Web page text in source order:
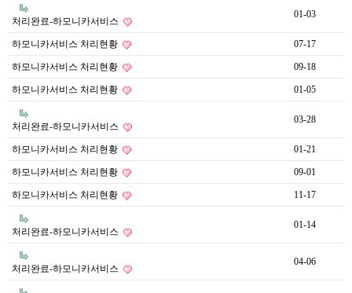
처리완료-하모니카서비스
01-03
하모니카서비스 처리현황 07-17
하모니카서비스 처리현황 09-18
하모니카서비스 처리현황 01-05
처리완료-하모니카서비스
03-28
하모니카서비스 처리현황 01-21
하모니카서비스 처리현황 09-01
하모니카서비스 처리현황 11-17
처리완료-하모니카서비스
01-14
처리완료-하모니카서비스
04-06